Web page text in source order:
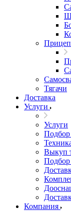
Тягачи
Доставка
Услуги
Услуги
Подбор
Выкуп
Компания